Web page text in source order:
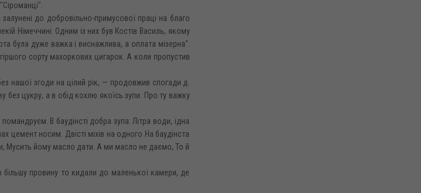
до добровільно-примусової праці на благо
Німеччині. Одним із них був Костів Василь, якому
була дуже важка і виснажлива, а оплата мізерна".
сорту махоркових цигарок. А коли пропустив
нашої згоди на цілий рік, — продовжив спогади д.
без цукру, а в обід кохлю якоїсь зупи. Про ту важку
В баудінсті добра зупа: Літра води, їдна
носим. Двісті міхів на одного На баудінста
Мусить йому масло дати. А ми масло не даємо, То й
більшу провину то кидали до маленької камери, де